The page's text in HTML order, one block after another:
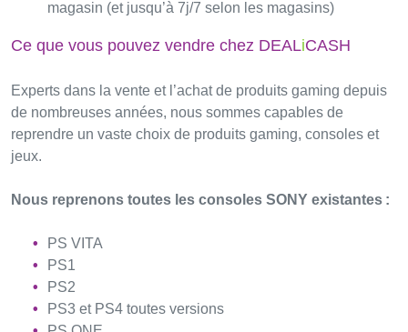
magasin (et jusqu’à 7j/7 selon les magasins)
Ce que vous pouvez vendre chez DEALiCASH
Experts dans la vente et l’achat de produits gaming depuis
de nombreuses années, nous sommes capables de
reprendre un vaste choix de produits gaming, consoles et
jeux.
Nous reprenons toutes les consoles SONY existantes :
PS VITA
PS1
PS2
PS3 et PS4 toutes versions